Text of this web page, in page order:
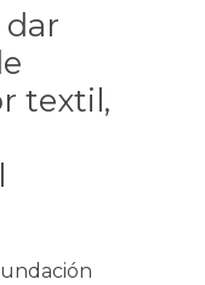
dar
textil,